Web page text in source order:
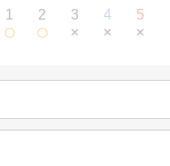
1 2 3
✕
4
✕
5
✕